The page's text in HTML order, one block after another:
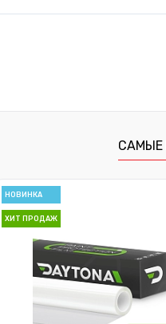
САМЫЕ
НОВИНКА
ХИТ ПРОДАЖ